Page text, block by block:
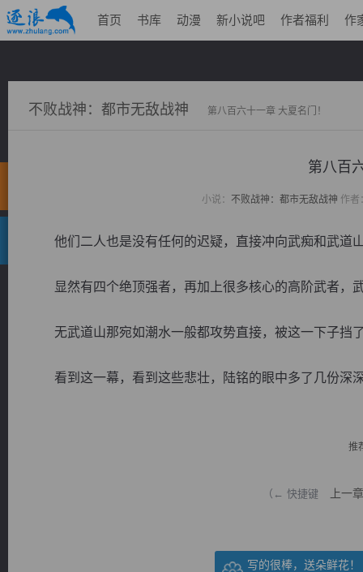
首页 书库 动漫 新小说吧 作者福利 作
不败战神：都市无敌战神 第八百六十一章 大夏名门！
第八百
小说： 不败战神：都市无敌战神 作者
他们二人也是没有任何的迟疑，直接冲向武痴和武道
显然有四个绝顶强者，再加上很多核心的高阶武者，
无武道山那宛如潮水一般都攻势直接，被这一下子挡
看到这一幕，看到这些悲壮，陆铭的眼中多了几份深
推
（← 快捷键 上一章
写的很棒，送朵鲜花！